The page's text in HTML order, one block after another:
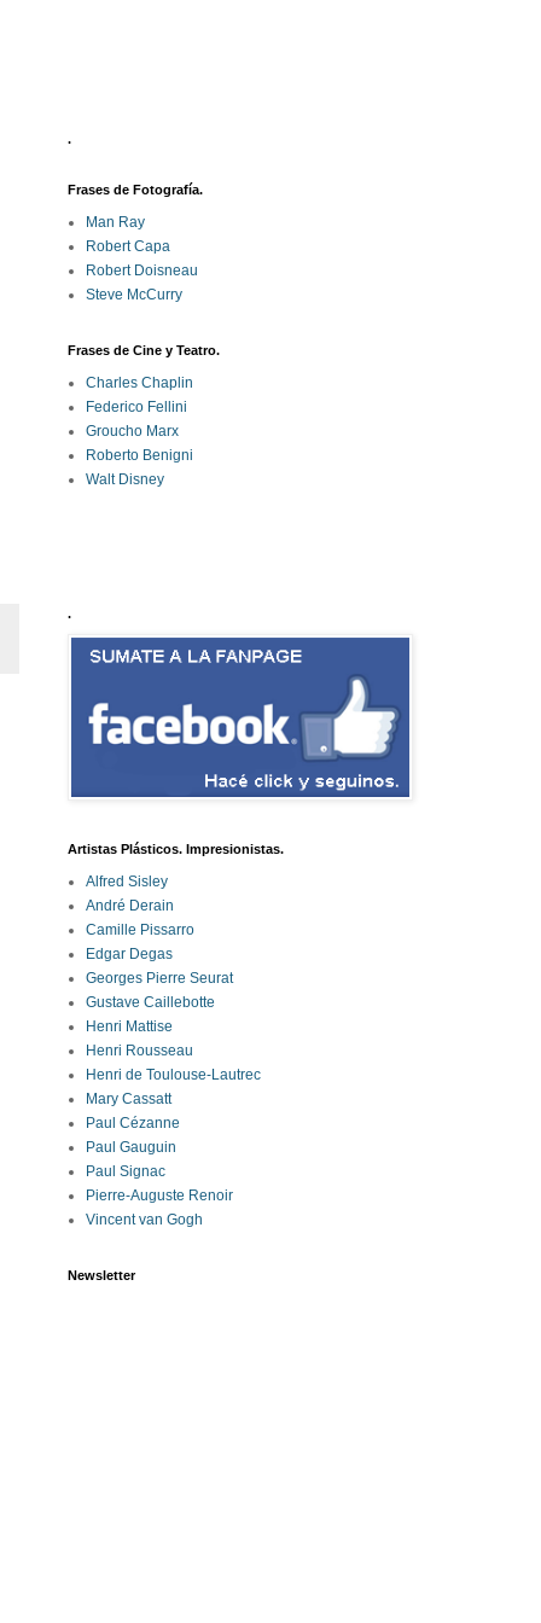
.
Frases de Fotografía.
Man Ray
Robert Capa
Robert Doisneau
Steve McCurry
Frases de Cine y Teatro.
Charles Chaplin
Federico Fellini
Groucho Marx
Roberto Benigni
Walt Disney
.
Artistas Plásticos. Impresionistas.
Alfred Sisley
André Derain
Camille Pissarro
Edgar Degas
Georges Pierre Seurat
Gustave Caillebotte
Henri Mattise
Henri Rousseau
Henri de Toulouse-Lautrec
Mary Cassatt
Paul Cézanne
Paul Gauguin
Paul Signac
Pierre-Auguste Renoir
Vincent van Gogh
Newsletter